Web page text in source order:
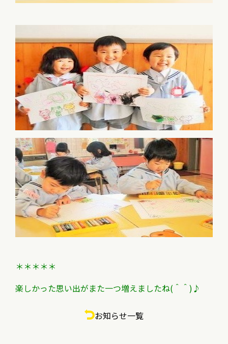
＊＊＊＊＊
楽しかった思い出がまた一つ増えましたね(＾＾)♪
お知らせ一覧